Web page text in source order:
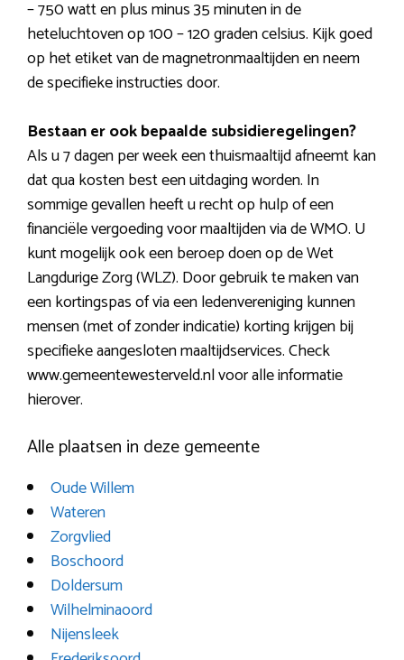
– 750 watt en plus minus 35 minuten in de
heteluchtoven op 100 – 120 graden celsius. Kijk goed
op het etiket van de magnetronmaaltijden en neem
de specifieke instructies door.
Bestaan er ook bepaalde subsidieregelingen?
Als u 7 dagen per week een thuismaaltijd afneemt kan
dat qua kosten best een uitdaging worden. In
sommige gevallen heeft u recht op hulp of een
financiële vergoeding voor maaltijden via de WMO. U
kunt mogelijk ook een beroep doen op de Wet
Langdurige Zorg (WLZ). Door gebruik te maken van
een kortingspas of via een ledenvereniging kunnen
mensen (met of zonder indicatie) korting krijgen bij
specifieke aangesloten maaltijdservices. Check
www.gemeentewesterveld.nl voor alle informatie
hierover.
Alle plaatsen in deze gemeente
Oude Willem
Wateren
Zorgvlied
Boschoord
Doldersum
Wilhelminaoord
Nijensleek